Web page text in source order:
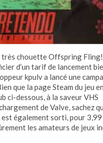
très chouette Offspring Fling!
d’un tarif de lancement
kpulv a lancé une
que la page Steam du jeu en
ci-dessous, à la saveur VHS
de Valve, sachez
également sorti, pour 3,99
les amateurs de jeux